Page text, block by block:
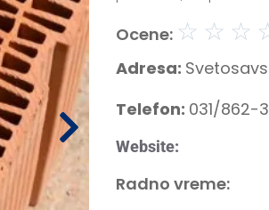
Ocene: ☆ ☆ ☆
Adresa:
Telefon: 031/862-
Website:
Radno vreme: